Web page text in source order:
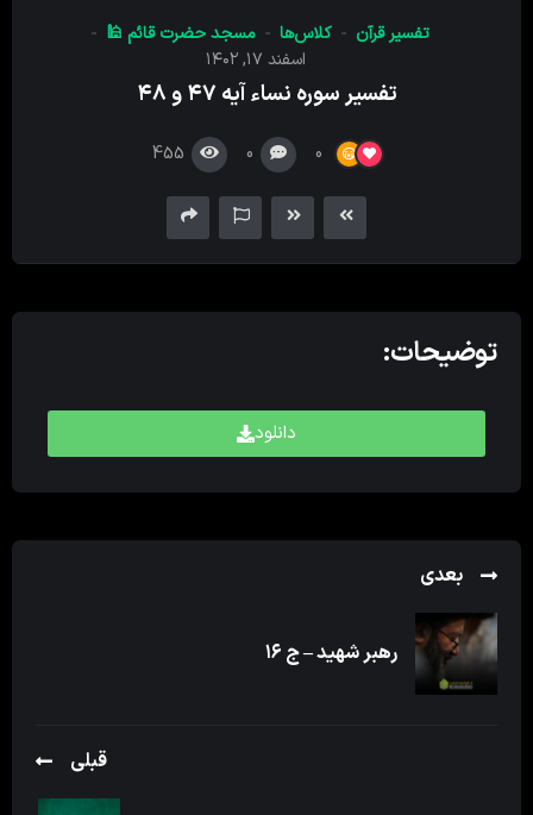
تفسیر قرآن کلاس‌ها
مسجد حضرت قائم 🕌
اسفند ۱۷, ۱۴۰۲
تفسیر سوره نساء آیه ۴۷ و ۴۸
0
0
455
توضیحات:
دانلود
بعدی
رهبر شهید – ج ۱۶
قبلی